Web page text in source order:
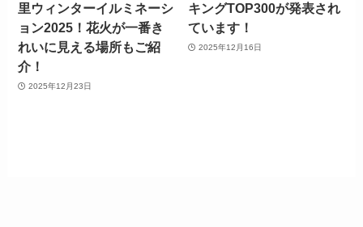
里ウィンターイルミネーシ
ョン2025！花火が一番き
れいに見える場所もご紹
介！
2025年12月23日
キングTOP300が発表され
ています！
2025年12月16日